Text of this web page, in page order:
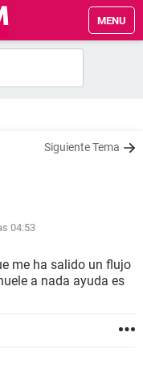
MENU
Siguiente Tema
04:53
me ha salido un flujo
a nada ayuda es